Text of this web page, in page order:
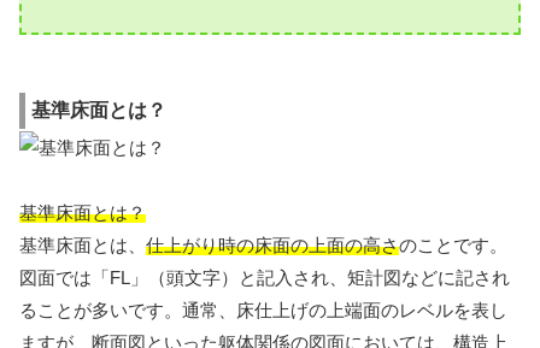
基準床面とは？
基準床面とは？
基準床面とは、 仕上がり時の床面の上面の高さのことです。
図面では「FL」（頭文字）と記入され、矩計図などに記され
ることが多いです。通常、床仕上げの上端面のレベルを表し
ますが、断面図といった躯体関係の図面においては、構造上